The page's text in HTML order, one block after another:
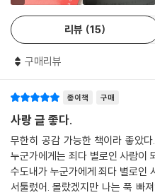
그 관계를 통과한 이후의 나 자신이
룬다. 사랑이 과거형이 되었음에
을 정리나 극복의 대상으로 다루지
신을 흔드는 감정들을 ‘난제’로 받
면으로 응시한다. 이 장에서 사랑
스로를 이해하기 위해 반드시 통과
자는 이 장을 통해 이별 이후의 시
주하게 된다.
리뷰 15
구매리뷰
종이책 구매
사랑 글 좋다.
무한히 공감 가능한 책이라 좋았
누군가에게는 죄다 별로인 사람이
수도내가 누군가에게 죄다 별로인
서툴렀어. 몰랐겠지만 나는 푹 빠